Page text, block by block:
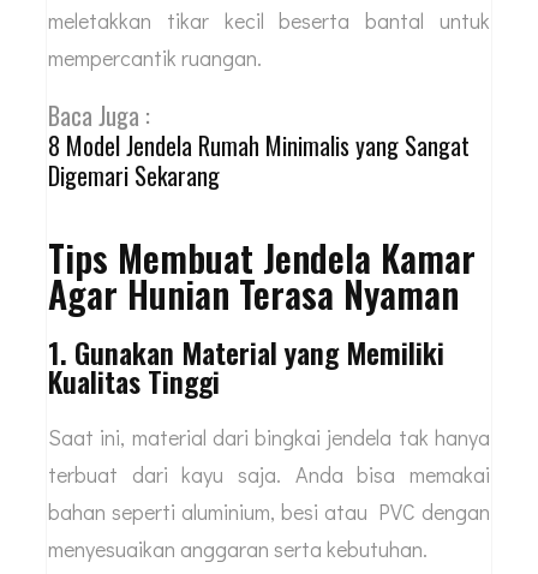
meletakkan tikar kecil beserta bantal untuk
mempercantik ruangan.
Baca Juga :
8 Model Jendela Rumah Minimalis yang Sangat
Digemari Sekarang
Tips Membuat Jendela Kamar
Agar Hunian Terasa Nyaman
1. Gunakan Material yang Memiliki
Kualitas Tinggi
Saat ini, material dari bingkai jendela tak hanya
terbuat dari kayu saja. Anda bisa memakai
bahan seperti aluminium, besi atau PVC dengan
menyesuaikan anggaran serta kebutuhan.